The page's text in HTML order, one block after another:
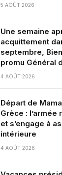
5 AOÛT 2026
Une semaine
acquittement
septembre,
promu Général
4 AOÛT 2026
Départ de
Grèce :
et s’engage à
intérieure
4 AOÛT 2026